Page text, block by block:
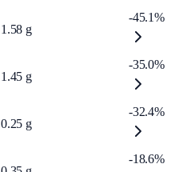
1.58 g
-45.1%
1.45 g
-35.0%
0.25 g
-32.4%
-18.6%